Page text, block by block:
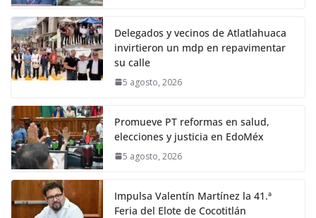
Delegados y vecinos de Atlatlahuaca
invirtieron un mdp en repavimentar
su calle
5 agosto, 2026
Promueve PT reformas en salud,
elecciones y justicia en EdoMéx
5 agosto, 2026
Impulsa Valentín Martínez la 41.ª
Feria del Elote de Cocotitlán